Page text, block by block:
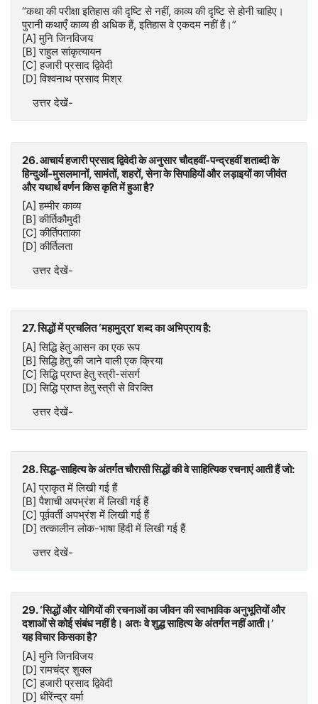
“कथा की परीक्षा इतिहास की दृष्टि से नहीं, काव्य की दृष्टि से होनी चाहिए।
पुरानी कथाएँ काव्य ही अधिक हैं, इतिहास वे एकदम नहीं हैं।”
[A] मुनि जिनविजय
[B] राहुल सांकृत्यायन
[C] हजारी प्रसाद द्विवेदी
[D] विश्वनाथ प्रसाद मिश्र
उत्तर देखें-
26. आचार्य हजारी प्रसाद द्विवेदी के अनुसार चौदहवीं-पन्द्रहवीं शताब्दी के
हिन्दुओं-मुसलमानों, सामंतों, शहरों, सेना के सिपाहियों और लड़ाइयों का जीवंत
और यथार्थ वर्णन किस कृति में हुआ है?
[A] हम्मीर काव्य
[B] कीर्तिकौमुदी
[C] कीर्तिपताका
[D] कीर्तिलता
उत्तर देखें-
27. सिद्धों में प्रचलित ‘महामुद्रा’ शब्द का अभिप्राय है:
[A] सिद्धि हेतु आसन का एक रूप
[B] सिद्धि हेतु की जाने वाली एक क्रिया
[C] सिद्धि प्राप्त हेतु स्त्री-संसर्ग
[D] सिद्धि प्राप्त हेतु स्त्री से विरक्ति
उत्तर देखें-
28. सिद्ध-साहित्य के अंतर्गत चौरासी सिद्धों की वे साहित्यिक रचनाएं आती हैं जो:
[A] प्राकृत में लिखी गई हैं
[B] पैशाची अपभ्रंश में लिखी गई हैं
[C] पूर्ववर्ती अपभ्रंश में लिखी गई हैं
[D] तत्कालीन लोक-भाषा हिंदी में लिखी गई हैं
उत्तर देखें-
29. ‘सिद्धों और योगियों की रचनाओं का जीवन की स्वाभाविक अनुभूतियों और
दशाओं से कोई संबंध नहीं है। अतः वे शुद्ध साहित्य के अंतर्गत नहीं आती।’
यह विचार किसका है?
[A] मुनि जिनविजय
[D] रामचंद्र शुक्ल
[C] हजारी प्रसाद द्विवेदी
[D] धीरेंन्द्र वर्मा